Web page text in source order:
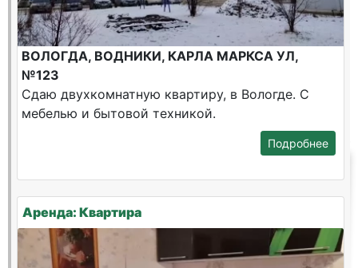
ВОЛОГДА, ВОДНИКИ, КАРЛА МАРКСА УЛ,
№123
Сдаю двухкомнатную квартиру, в Вологде. С
мебелью и бытовой техникой.
Подробнее
Аренда: Квартира